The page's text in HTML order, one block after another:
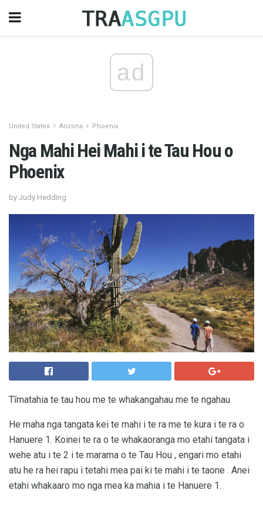
ad
United States Arizona Phoenix
Nga Mahi Hei Mahi i te Tau Hou o
Phoenix
by Judy Hedding
Tīmatahia te tau hou me te whakangahau me te ngahau
He maha nga tangata kei te mahi i te ra me te kura i te ra o
Hanuere 1. Koinei te ra o te whakaoranga mo etahi tangata i
wehe atu i te 2 i te marama o te Tau Hou , engari mo etahi
atu he ra hei rapu i tetahi mea pai ki te mahi i te taone . Anei
etahi whakaaro mo nga mea ka mahia i te Hanuere 1.